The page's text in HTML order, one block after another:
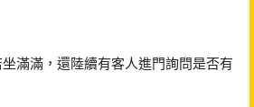
滿滿，還陸續有客人進門詢問是否有